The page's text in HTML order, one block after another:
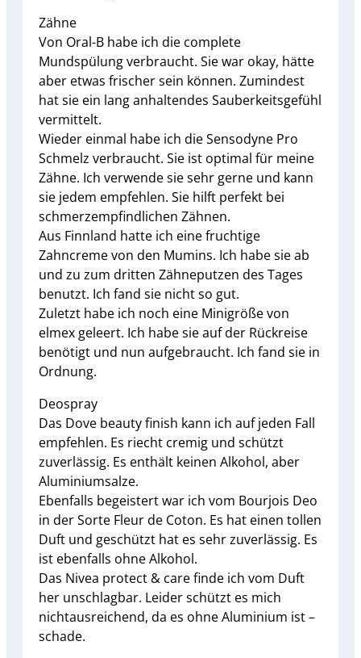
Zähne
Von Oral-B habe ich die complete
Mundspülung verbraucht. Sie war okay, hätte
aber etwas frischer sein können. Zumindest
hat sie ein lang anhaltendes Sauberkeitsgefühl
vermittelt.
Wieder einmal habe ich die Sensodyne Pro
Schmelz verbraucht. Sie ist optimal für meine
Zähne. Ich verwende sie sehr gerne und kann
sie jedem empfehlen. Sie hilft perfekt bei
schmerzempfindlichen Zähnen.
Aus Finnland hatte ich eine fruchtige
Zahncreme von den Mumins. Ich habe sie ab
und zu zum dritten Zähneputzen des Tages
benutzt. Ich fand sie nicht so gut.
Zuletzt habe ich noch eine Minigröße von
elmex geleert. Ich habe sie auf der Rückreise
benötigt und nun aufgebraucht. Ich fand sie in
Ordnung.
Deospray
Das Dove beauty finish kann ich auf jeden Fall
empfehlen. Es riecht cremig und schützt
zuverlässig. Es enthält keinen Alkohol, aber
Aluminiumsalze.
Ebenfalls begeistert war ich vom Bourjois Deo
in der Sorte Fleur de Coton. Es hat einen tollen
Duft und geschützt hat es sehr zuverlässig. Es
ist ebenfalls ohne Alkohol.
Das Nivea protect & care finde ich vom Duft
her unschlagbar. Leider schützt es mich
nichtausreichend, da es ohne Aluminium ist –
schade.